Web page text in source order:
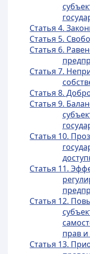
Статья 4.
Статья 5.
Статья 6.
Статья 7.
Статья 8.
Статья 9.
Статья 10.
Статья 11.
Статья 12.
прав
Статья 13.